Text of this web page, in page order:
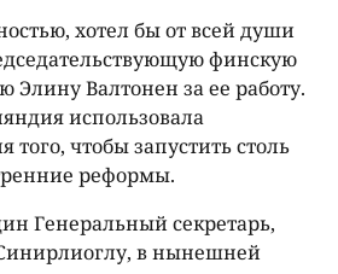
хотел бы от всей души
финскую
Элину Валтонен за ее работу.
использовала
чтобы запустить столь
реформы.
Генеральный секретарь,
в нынешней